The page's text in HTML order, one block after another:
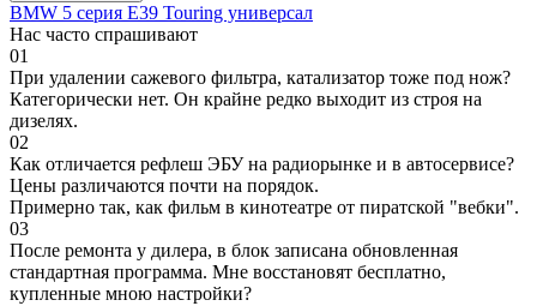
BMW 5 серия E39 Touring универсал
Нас часто спрашивают
01
При удалении сажевого фильтра, катализатор тоже под нож?
Категорически нет. Он крайне редко выходит из строя на
дизелях.
02
Как отличается рефлеш ЭБУ на радиорынке и в автосервисе?
Цены различаются почти на порядок.
Примерно так, как фильм в кинотеатре от пиратской "вебки".
03
После ремонта у дилера, в блок записана обновленная
стандартная программа. Мне восстановят бесплатно,
купленные мною настройки?